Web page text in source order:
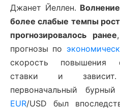
Джанет Йеллен.
более слабые темпы
прогнозировалось ранее
прогнозы по
скорость повышения
ставки и
первоначальный
EUR/USD был